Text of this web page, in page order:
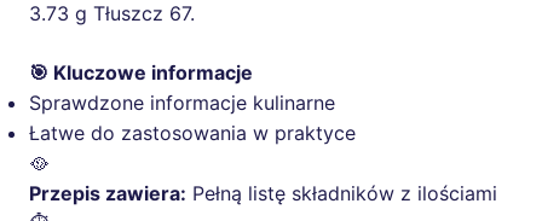
3.73 g Tłuszcz 67.
🎯 Kluczowe informacje
Sprawdzone informacje kulinarne
Łatwe do zastosowania w praktyce
🥘
Przepis zawiera: Pełną listę składników z ilościami